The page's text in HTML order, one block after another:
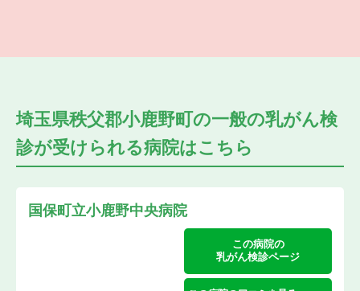
埼玉県秩父郡小鹿野町の一般の乳がん検
診が受けられる病院はこちら
国保町立小鹿野中央病院
この病院の
乳がん検診ページ